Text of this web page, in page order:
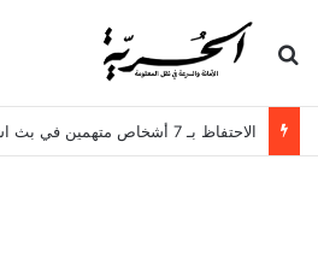
بحث عن
الاحتفاظ بـ 7 أشخاص متهمين في بث اشاعة حرق سجن المسعدين